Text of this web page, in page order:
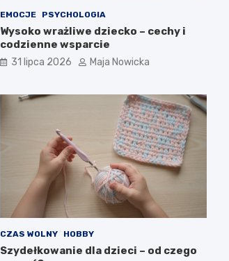
EMOCJE PSYCHOLOGIA
Wysoko wrażliwe dziecko – cechy i
codzienne wsparcie
31 lipca 2026 Maja Nowicka
CZAS WOLNY HOBBY
Szydełkowanie dla dzieci – od czego